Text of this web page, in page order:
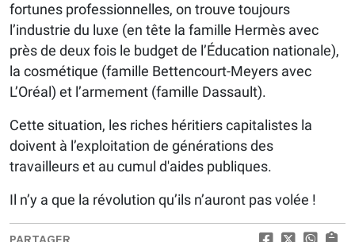
fortunes professionnelles, on trouve toujours
l’industrie du luxe (en tête la famille Hermès avec
près de deux fois le budget de l’Éducation nationale),
la cosmétique (famille Bettencourt-Meyers avec
L’Oréal) et l’armement (famille Dassault).
Cette situation, les riches héritiers capitalistes la
doivent à l’exploitation de générations des
travailleurs et au cumul d'aides publiques.
Il n’y a que la révolution qu’ils n’auront pas volée !